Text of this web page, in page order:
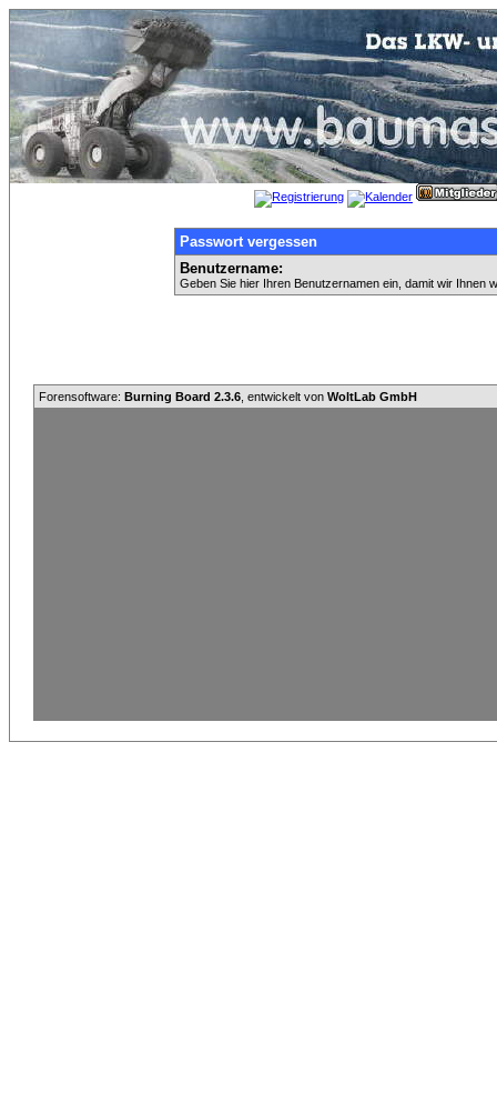
Passwort vergessen
Benutzername:
Geben Sie hier Ihren Benutzernamen ein, damit wir Ihnen
Forensoftware: Burning Board 2.3.6 , entwickelt von WoltLab GmbH